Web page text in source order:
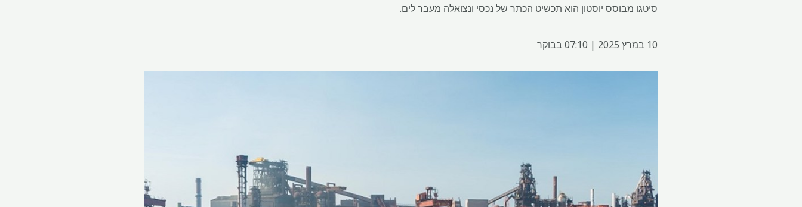
סיטגו מבוסס יוסטון הוא תכשיט הכתר של נכסי ונצואלה מעבר לים.
10 במרץ 2025 | 07:10 בבוקר